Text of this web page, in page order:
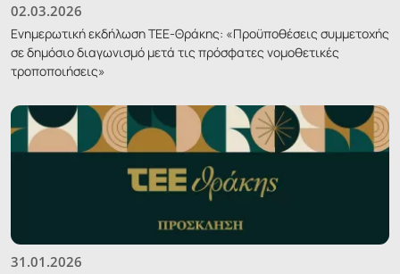
02.03.2026
Ενημερωτική εκδήλωση ΤΕΕ-Θράκης: «Προϋποθέσεις συμμετοχής
σε δημόσιο διαγωνισμό μετά τις πρόσφατες νομοθετικές
τροποποιήσεις»
31.01.2026